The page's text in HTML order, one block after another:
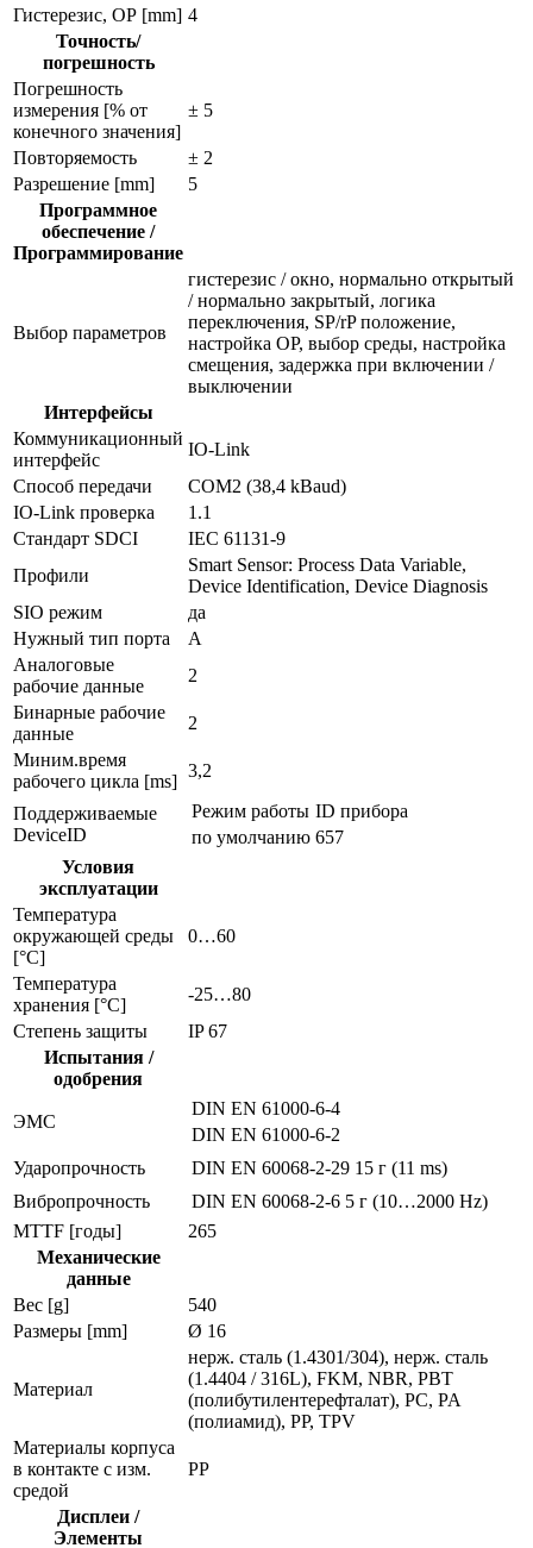
Гистерезис, ОР [mm] 4
Точность/
погрешность
Погрешность
измерения [% от
конечного значения]
± 5
Повторяемость
± 2
Разрешение [mm]
5
Программное
обеспечение /
Программирование
Выбор параметров
гистерезис / окно, нормально открытый
/ нормально закрытый, логика
переключения, SP/rP положение,
настройка ОР, выбор среды, настройка
смещения, задержка при включении /
выключении
Интерфейсы
Коммуникационный
интерфейс
IO-Link
Способ передачи
COM2 (38,4 kBaud)
IO-Link проверка
1.1
Стандарт SDCI
IEC 61131-9
Профили
Smart Sensor: Process Data Variable,
Device Identification, Device Diagnosis
SIO режим
да
Нужный тип порта
A
Аналоговые
рабочие данные
2
Бинарные рабочие
данные
2
Миним.время
рабочего цикла [ms]
3,2
Поддерживаемые
DeviceID
Режим работы ID прибора
по умолчанию 657
Условия
эксплуатации
Температура
окружающей среды
[°C]
0…60
Температура
хранения [°C]
-25…80
Степень защиты
IP 67
Испытания /
одобрения
ЭMC
DIN EN 61000-6-4
DIN EN 61000-6-2
Ударопрочность
DIN EN 60068-2-29 15 г (11 ms)
Вибропрочность
DIN EN 60068-2-6 5 г (10…2000 Hz)
MTTF [годы]
265
Механические
данные
Вес [g]
540
Размеры [mm]
Ø 16
Материал
нерж. сталь (1.4301/304), нерж. сталь
(1.4404 / 316L), FKM, NBR, PBT
(полибутилентерефталат), PC, PA
(полиамид), PP, TPV
Материалы корпуса
в контакте с изм.
средой
PP
Дисплеи /
Элементы